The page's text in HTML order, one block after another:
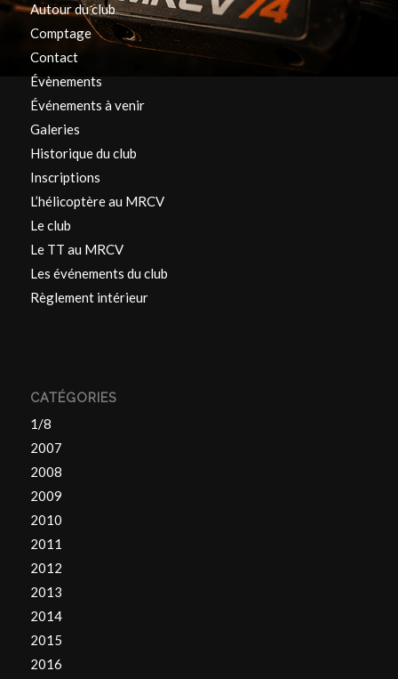
Autour du club
Comptage
Contact
Évènements
Événements à venir
Galeries
Historique du club
Inscriptions
L’hélicoptère au MRCV
Le club
Le TT au MRCV
Les événements du club
Règlement intérieur
CATÉGORIES
1/8
2007
2008
2009
2010
2011
2012
2013
2014
2015
2016